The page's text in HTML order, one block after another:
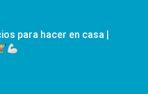
para hacer en casa |